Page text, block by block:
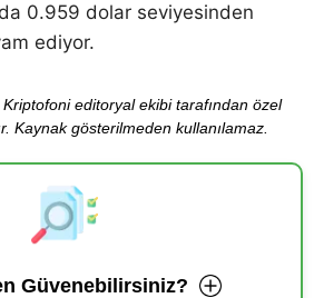
0.959 dolar seviyesinden
ediyor.
editoryal ekibi tarafından özel
Kaynak gösterilmeden kullanılamaz.
Güvenebilirsiniz?